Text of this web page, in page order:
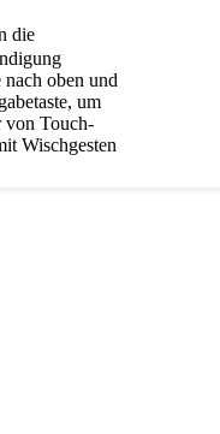
die
oben und
um
von Touch-
Wischgesten